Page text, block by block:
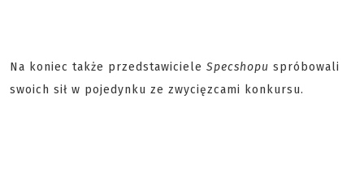
Na koniec także przedstawiciele Specshopu spróbowali
swoich sił w pojedynku ze zwycięzcami konkursu.